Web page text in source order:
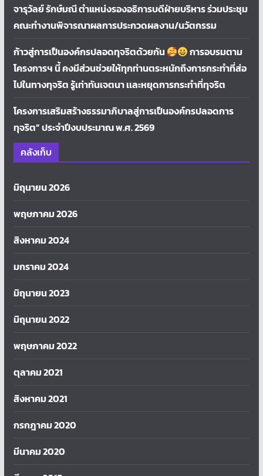
จารุวัลย์ รักษ์มณี ตำแหน่งรองอธิการบดีฝ่ายบริหาร ร่วมประชุม
คณะทำงานพิจารณาผลการประกวดผลงาน/นวัตกรรม
ก้าวสู่การเป็นองค์กรปลอดทุจริตด้วยกัน
การอบรมตาม
โครงการฯ นี้ คงมีส่วนช่วยให้ทุกท่านตระหนักถึงการกระทำที่ส่อ
ไปในทางทุจริต รู้เท่าทันเจตนา เเละหยุดการกระทำที่ทุจริต
โครงการเสริมสร้างธรรมาภิบาลสู่การเป็นองค์กรปลอดการ
ทุจริต” ประจำปีงบประมาณ พ.ศ. 2569
คลังเก็บ
มิถุนายน 2026
พฤษภาคม 2026
สิงหาคม 2024
มกราคม 2024
มิถุนายน 2023
มิถุนายน 2022
พฤษภาคม 2022
ตุลาคม 2021
สิงหาคม 2021
กรกฎาคม 2020
มีนาคม 2020